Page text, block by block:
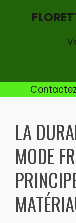
content
LA
MODE